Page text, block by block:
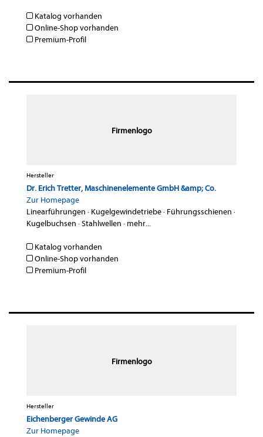
Katalog vorhanden
Online-Shop vorhanden
Premium-Profil
Firmenlogo
Hersteller
Dr. Erich Tretter, Maschinenelemente GmbH &amp; Co.
Zur Homepage
Linearführungen · Kugelgewindetriebe· Führungsschienen ·
Kugelbuchsen ·Stahlwellen · mehr...
Katalog vorhanden
Online-Shop vorhanden
Premium-Profil
Firmenlogo
Hersteller
Eichenberger Gewinde AG
Zur Homepage